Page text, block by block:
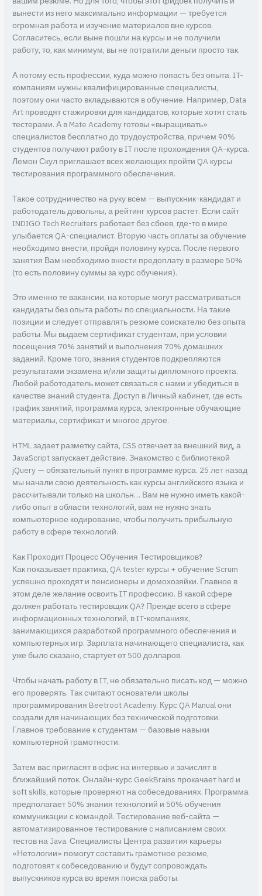
вынести из него максимально информации — требуется
огромная работа и изучение материалов вне курсов.
Согласитесь, если выне пошли на курсы и не получили
работу, то, как минимум, вы не потратили деньги просто так.
А потому есть профессии, куда можно попасть без опыта. IT-
компаниям нужны квалифицированные специалисты,
поэтому они часто вкладываются в обучение. Например, Data
Art проводят стажировки для кандидатов, которые хотят стать
тестерами. А в Mate Academy готовы «выращивать»
специалистов бесплатно до трудоустройства, причем 90%
студентов получают работу в IT после прохождения QA-курса.
Лемон Скул приглашает всех желающих пройти QA курсы
тестирования программного обеспечения.
Такое сотрудничество на руку всем — выпускник-кандидат и
работодатель довольны, а рейтинг курсов растет. Если сайт
INDIGO Tech Recruiters работает без сбоев, где-то в мире
улыбается QA-специалист. Вторую часть оплаты за обучение
необходимо внести, пройдя половину курса. После первого
занятия Вам необходимо внести предоплату в размере 50%
(то есть половину суммы за курс обучения).
Это именно те вакансии, на которые могут рассматриваться
кандидаты без опыта работы по специальности. На такие
позиции и следует отправлять резюме соискателю без опыта
работы. Мы выдаем сертификат студентам, при условии
посещения 70% занятий и выполнения 70% домашних
заданий. Кроме того, знания студентов подкрепляются
результатами экзамена и/или защиты дипломного проекта.
Любой работодатель может связаться с нами и убедиться в
качестве знаний студента. Доступ в Личный кабинет, где есть
график занятий, программа курса, электронные обучающие
материалы, сертификат и многое другое.
HTML задает разметку сайта, CSS отвечает за внешний вид, а
JavaScript запускает действие. Знакомство с библиотекой
jQuery — обязательный пункт в программе курса. 25 лет назад
мы начали свою деятельность как курсы английского языка и
рассчитывали только на школьн… Вам не нужно иметь какой-
либо опыт в области технологий, вам не нужно знать
компьютерное кодирование, чтобы получить прибыльную
работу в сфере технологий.
Как Проходит Процесс Обучения Тестировщиков?
Как показывает практика, QA tester курсы + обучение Scrum
успешно проходят и пенсионеры и домохозяйки. Главное в
этом деле желание освоить IT профессию. В какой сфере
должен работать тестировщик QA? Прежде всего в сфере
информационных технологий, в IT-компаниях,
занимающихся разработкой программного обеспечения и
компьютерных игр. Зарплата начинающего специалиста, как
уже было сказано, стартует от 500 долларов.
Чтобы начать работу в IT, не обязательно писать код — можно
его проверять. Так считают основатели школы
программирования Beetroot Academy. Курс QA Manual они
создали для начинающих без технической подготовки.
Главное требование к студентам — базовые навыки
компьютерной грамотности.
Затем вас пригласят в офис на интервью и зачислят в
ближайший поток. Онлайн-курс GeekBrains прокачает hard и
soft skills, которые проверяют на собеседованиях. Программа
предполагает 50% знания технологий и 50% обучения
коммуникации с командой. Тестирование веб-сайта —
автоматизированное тестирование с написанием своих
тестов на Java. Специалисты Центра развития карьеры
«Нетологии» помогут составить грамотное резюме,
подготовят к собеседованию и будут сопровождать
выпускников курса во время поиска работы.